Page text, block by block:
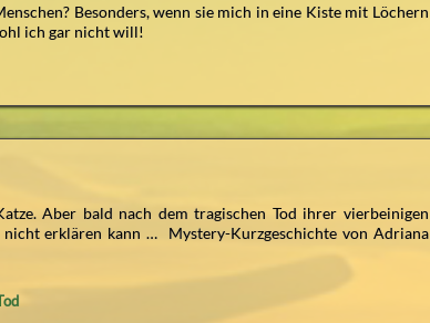
Besonders, wenn sie mich in eine Kiste mit Löchern
ich gar nicht will!
Aber bald nach dem tragischen Tod ihrer vierbeinigen
nicht erklären kann … Mystery-Kurzgeschichte von Adriana